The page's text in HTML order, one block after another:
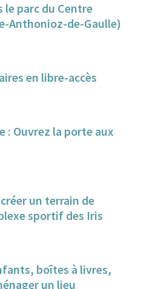
le parc du Centre
Anthonioz-de-Gaulle)
en libre-accès
: Ouvrez la porte aux
un terrain de
sportif des Iris
boîtes à livres,
un lieu